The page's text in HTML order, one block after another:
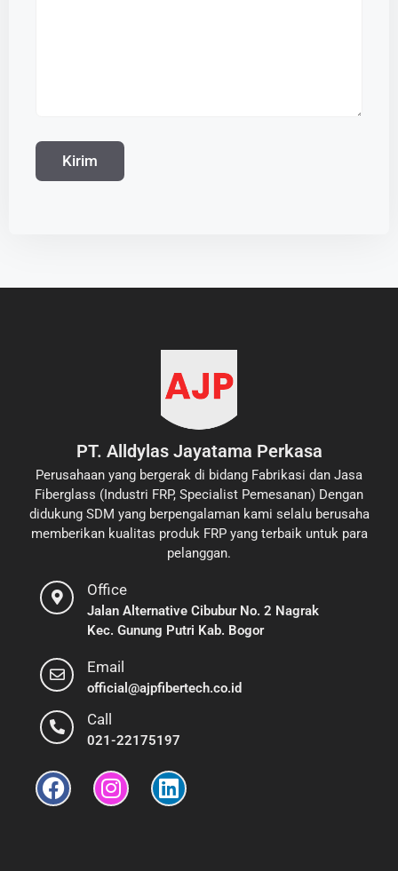
PT. Alldylas Jayatama Perkasa
Perusahaan yang bergerak di bidang Fabrikasi dan Jasa
Fiberglass (Industri FRP, Specialist Pemesanan) Dengan
didukung SDM yang berpengalaman kami selalu berusaha
memberikan kualitas produk FRP yang terbaik untuk para
pelanggan.
Office
Jalan Alternative Cibubur No. 2 Nagrak
Kec. Gunung Putri Kab. Bogor
Email
official@ajpfibertech.co.id
Call
021-22175197